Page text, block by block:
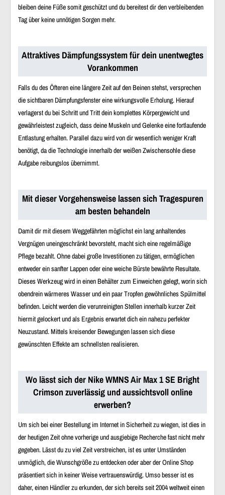
bleiben deine Füße somit geschützt und du bereitest dir den verbleibenden
Tag über keine unnötigen Sorgen mehr.
Attraktives Dämpfungssystem für dein unentwegtes
Vorankommen
Falls du des Öfteren eine längere Zeit auf den Beinen stehst, versprechen
die sichtbaren Dämpfungsfenster eine wirkungsvolle Erholung. Hierauf
verlagerst du bei Schritt und Tritt dein komplettes Körpergewicht und
gewährleistest zugleich, dass deine Muskeln und Gelenke eine fortlaufende
Entlastung erhalten. Parallel dazu wird von dir wesentlich weniger Kraft
benötigt, da die Technologie innerhalb der weißen Zwischensohle diese
Aufgabe reibungslos übernimmt.
Mit dieser Vorgehensweise lassen sich Tragespuren
am besten behandeln
Damit dir mit diesem Weggefährten möglichst ein lang anhaltendes
Vergnügen uneingeschränkt bevorsteht, macht sich eine regelmäßige
Pflege bezahlt. Ohne dabei große Investitionen zu tätigen, ermöglichen
entweder ein sanfter Lappen oder eine weiche Bürste bewährte Resultate.
Dieses Werkzeug wird in einen Behälter zum Einweichen gelegt, worin sich
obendrein wärmeres Wasser und ein paar Tropfen gewöhnliches Spülmittel
befinden. Leicht werden die verunreinigten Stellen innerhalb kurzer Zeit
hiermit gelockert und als Ergebnis erwartet dich ein nahezu perfekter
Neuzustand. Mittels kreisender Bewegungen lassen sich diese
gewünschten Effekte am schnellsten realisieren.
Wo lässt sich der Nike WMNS Air Max 1 SE Bright
Crimson zuverlässig und aussichtsvoll online
erwerben?
Um sich bei einer Bestellung im Internet in Sicherheit zu wiegen, ist dies in
der heutigen Zeit ohne vorherige und ausgiebige Recherche fast nicht mehr
gegeben. Lässt du zu viel Zeit verstreichen, ist es unter Umständen
unmöglich, die Wunschgröße zu entdecken oder aber der Online Shop
präsentiert sich in keiner Weise vertrauenswürdig. Umso besser ist es
daher, einen Händler zu erkunden, der sich bereits seit 2004 weltweit einen